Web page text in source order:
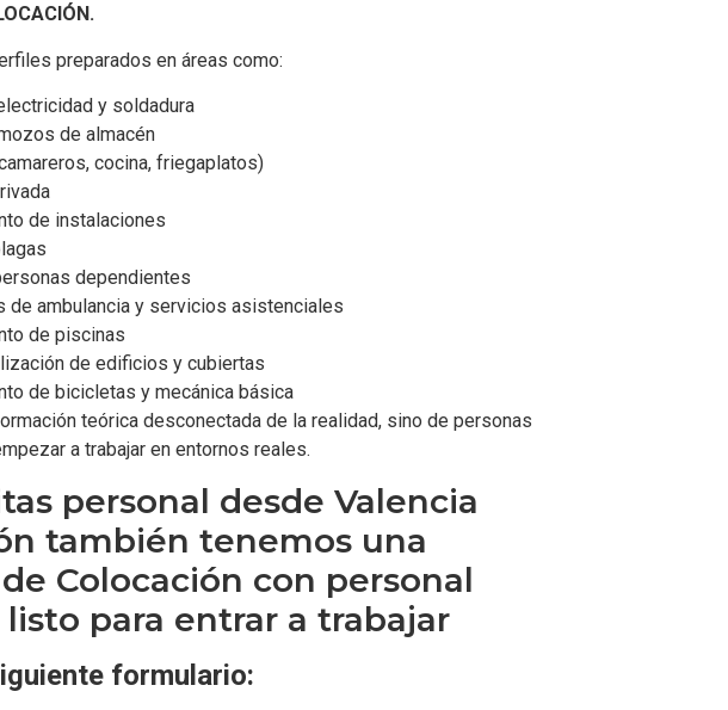
preparados en áreas como:
y soldadura
de almacén
cocina, friegaplatos)
de instalaciones
dependientes
de ambulancia y servicios asistenciales
de piscinas
de edificios y cubiertas
de bicicletas y mecánica básica
teórica desconectada de la realidad, sino de personas
a trabajar en entornos reales.
personal desde Valencia
también tenemos una
Colocación con personal
para entrar a trabajar
formulario: